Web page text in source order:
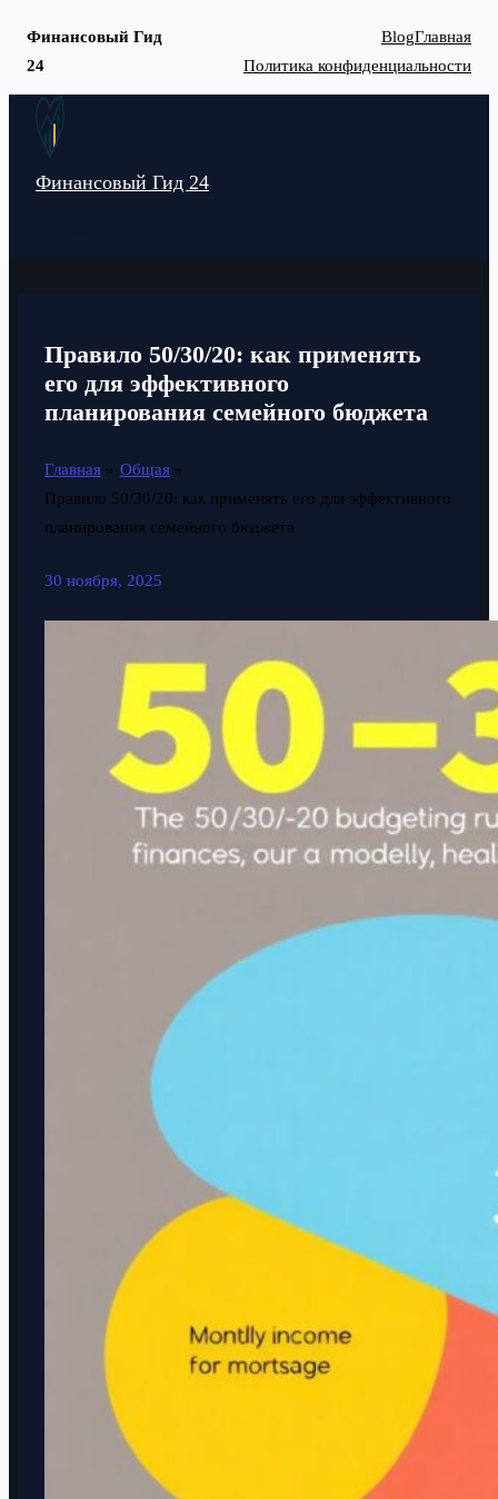
Финансовый Гид
24
BlogГлавная
Политика конфиденциальности
Перейти
Финансовый Гид 24
Правило 50/30/20: как применять
его для эффективного
планирования семейного бюджета
Главная
Общая
Правило 50/30/20: как применять его для эффективного
планирования семейного бюджета
30 ноября, 2025